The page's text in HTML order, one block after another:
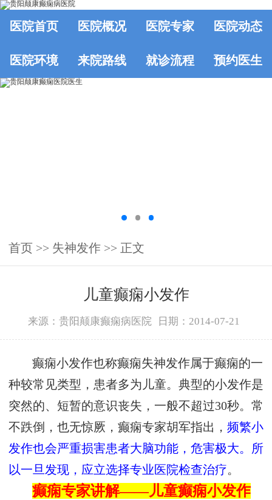
医院首页 医院概况 医院专家 医院动态
医院环境 来院路线 就诊流程 预约医生
首页 >> 失神发作 >> 正文
儿童癫痫小发作
来源：贵阳颠康癫痫病医院 日期：2014-07-21
癫痫小发作也称癫痫失神发作属于癫痫的一
种较常见类型，患者多为儿童。典型的小发作是
突然的、短暂的意识丧失，一般不超过30秒。常
不跌倒，也无惊厥，癫痫专家胡军指出， 频繁小
发作也会严重损害患者大脑功能，危害极大。所
以一旦发现，应立选择专业医院检查治疗。
癫痫专家讲解——儿童癫痫小发作